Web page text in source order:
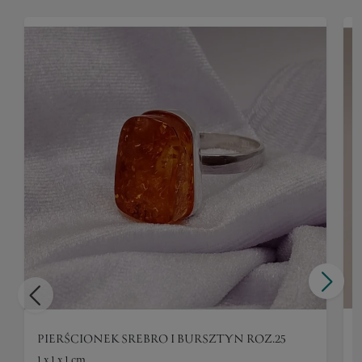
PIERŚCIONEK SREBRO I BURSZTYN ROZ.25